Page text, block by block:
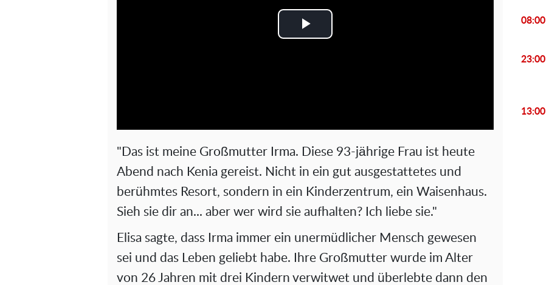
P
V
i
d
o
"Das ist meine Großmutter Irma. Diese 93-jährige Frau ist heute
Abend nach Kenia gereist. Nicht in ein gut ausgestattetes und
berühmtes Resort, sondern in ein Kinderzentrum, ein Waisenhaus.
Sieh sie dir an... aber wer wird sie aufhalten? Ich liebe sie."
Elisa sagte, dass Irma immer ein unermüdlicher Mensch gewesen
sei und das Leben geliebt habe. Ihre Großmutter wurde im Alter
von 26 Jahren mit drei Kindern verwitwet und überlebte dann den
08:00
23:00
13:00